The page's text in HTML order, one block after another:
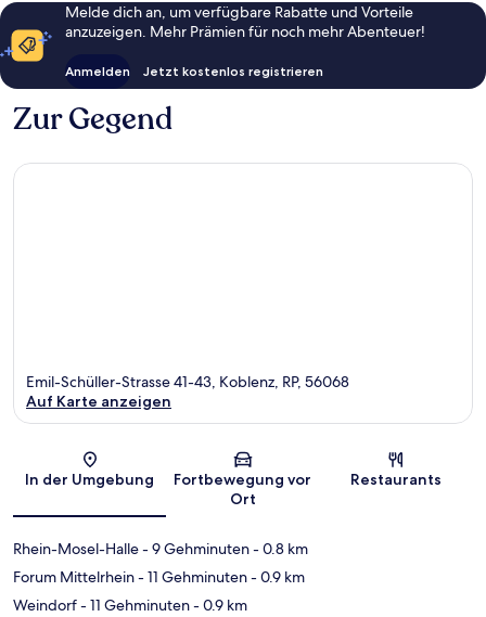
Melde dich an, um verfügbare Rabatte und Vorteile
anzuzeigen. Mehr Prämien für noch mehr Abenteuer!
Anmelden Jetzt kostenlos registrieren
Zur Gegend
Karte
Emil-Schüller-Strasse 41-43, Koblenz, RP, 56068
Auf Karte anzeigen
In der Umgebung
Fortbewegung vor
Ort
Restaurants
Rhein-Mosel-Halle- 9 Gehminuten- 0.8 km
Forum Mittelrhein- 11 Gehminuten- 0.9 km
Weindorf- 11 Gehminuten- 0.9 km